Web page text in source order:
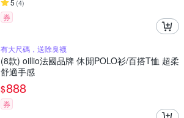
5 (4)
券
有大尺碼，送除臭襪
(8款) oillio法國品牌 休閒POLO衫/百搭T恤 超柔
舒適手感
$888
券